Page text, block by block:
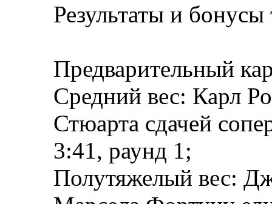
Результаты и
Предварительный
Средний вес: Карл
Стюарта сдачей
3:41, раунд 1;
Полутяжелый вес: